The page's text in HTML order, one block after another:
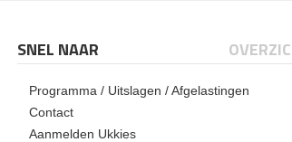
SNEL NAAR
Programma / Uitslagen / Afgelastingen
Contact
Aanmelden Ukkies